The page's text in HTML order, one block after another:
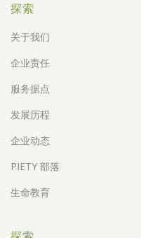
探索
关于我们
企业责任
服务据点
发展历程
企业动态
PIETY 部落
生命教育